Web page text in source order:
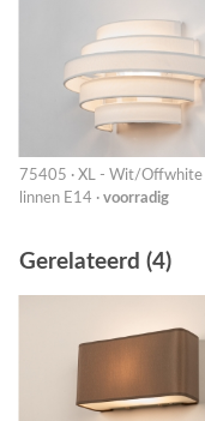
75405 · XL - Wit/Offwhite
linnen E14 · voorradig
Gerelateerd (4)